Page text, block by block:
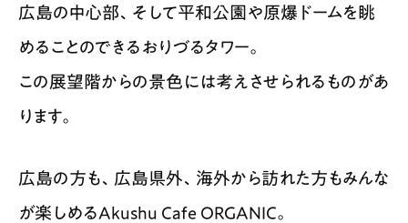
広島の中心部、そして平和公園や原爆ドームを眺
めることのできるおりづるタワー。
この展望階からの景色には考えさせられるものがあ
ります。
広島の方も、広島県外、海外から訪れた方もみんな
が楽しめるAkushu Cafe ORGANIC。